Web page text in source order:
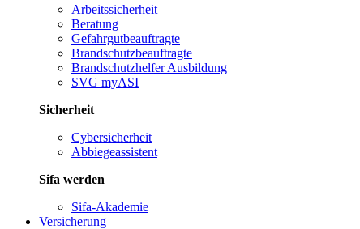
Arbeitssicherheit
Beratung
Gefahrgutbeauftragte
Brandschutzbeauftragte
Brandschutzhelfer Ausbildung
SVG myASI
Sicherheit
Cybersicherheit
Abbiegeassistent
Sifa werden
Sifa-Akademie
Versicherung